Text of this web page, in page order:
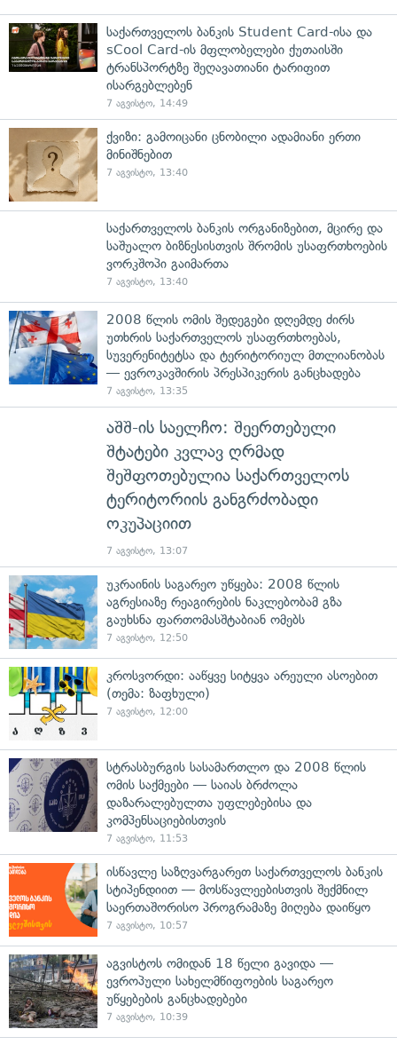
საქართველოს ბანკის Student Card-ისა და
sCool Card-ის მფლობელები ქუთაისში
ტრანსპორტზე შეღავათიანი ტარიფით
ისარგებლებენ
7 აგვისტო, 14:49
ქვიზი: გამოიცანი ცნობილი ადამიანი ერთი
მინიშნებით
7 აგვისტო, 13:40
საქართველოს ბანკის ორგანიზებით, მცირე და
საშუალო ბიზნესისთვის შრომის უსაფრთხოების
ვორკშოპი გაიმართა
7 აგვისტო, 13:40
2008 წლის ომის შედეგები დღემდე ძირს
უთხრის საქართველოს უსაფრთხოებას,
სუვერენიტეტსა და ტერიტორიულ მთლიანობას
— ევროკავშირის პრესპიკერის განცხადება
7 აგვისტო, 13:35
აშშ-ის საელჩო: შეერთებული
შტატები კვლავ ღრმად
შეშფოთებულია საქართველოს
ტერიტორიის განგრძობადი
ოკუპაციით
7 აგვისტო, 13:07
უკრაინის საგარეო უწყება: 2008 წლის
აგრესიაზე რეაგირების ნაკლებობამ გზა
გაუხსნა ფართომასშტაბიან ომებს
7 აგვისტო, 12:50
კროსვორდი: ააწყვე სიტყვა არეული ასოებით
(თემა: ზაფხული)
7 აგვისტო, 12:00
სტრასბურგის სასამართლო და 2008 წლის
ომის საქმეები — საიას ბრძოლა
დაზარალებულთა უფლებებისა და
კომპენსაციებისთვის
7 აგვისტო, 11:53
ისწავლე საზღვარგარეთ საქართველოს ბანკის
სტიპენდიით — მოსწავლეებისთვის შექმნილ
საერთაშორისო პროგრამაზე მიღება დაიწყო
7 აგვისტო, 10:57
აგვისტოს ომიდან 18 წელი გავიდა —
ევროპული სახელმწიფოების საგარეო
უწყებების განცხადებები
7 აგვისტო, 10:39